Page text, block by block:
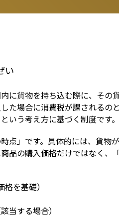
い
に貨物を持ち込む際に、その
た場合に消費税が課される
いう考え方に基づく制度です。
点」です。具体的には、貨物
品の購入価格だけではなく
を基礎）
当する場合）